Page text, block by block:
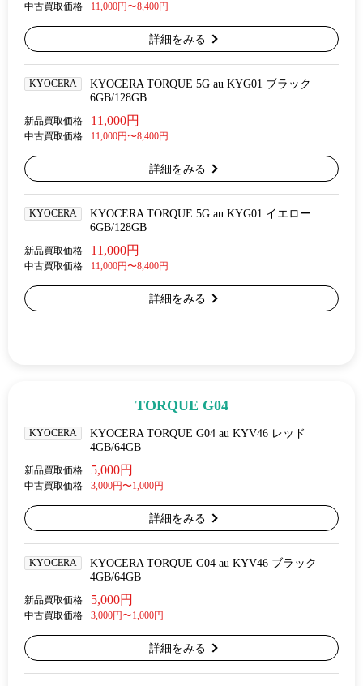
中古買取価格 11,000円〜8,400円
詳細をみる
KYOCERA
KYOCERA TORQUE 5G au KYG01 ブラック
6GB/128GB
新品買取価格 11,000円
中古買取価格 11,000円〜8,400円
詳細をみる
KYOCERA
KYOCERA TORQUE 5G au KYG01 イエロー
6GB/128GB
新品買取価格 11,000円
中古買取価格 11,000円〜8,400円
詳細をみる
TORQUE G04
KYOCERA
KYOCERA TORQUE G04 au KYV46 レッド
4GB/64GB
新品買取価格 5,000円
中古買取価格 3,000円〜1,000円
詳細をみる
KYOCERA
KYOCERA TORQUE G04 au KYV46 ブラック
4GB/64GB
新品買取価格 5,000円
中古買取価格 3,000円〜1,000円
詳細をみる